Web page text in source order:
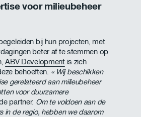
voor milieubeheer
bij hun projecten, met
beter af te stemmen op
ABV Developmentis zich
behoeften. « Wij beschikken
gerelateerd aan milieubeheer
voor duurzamere
partner. Om te voldoen aan de
in de regio, hebben we daarom